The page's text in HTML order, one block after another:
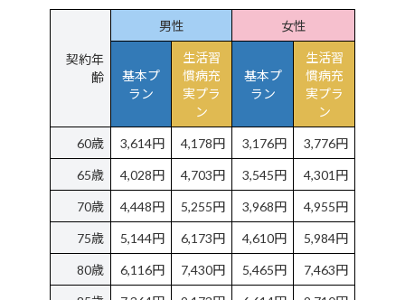
契約年
齢
男性 女性
基本プ
ラン
生活習
慣病充
実プラ
ン
基本プ
ラン
生活習
慣病充
実プラ
ン
60歳 3,614円 4,178円 3,176円 3,776円
65歳 4,028円 4,703円 3,545円 4,301円
70歳 4,448円 5,255円 3,968円 4,955円
75歳 5,144円 6,173円 4,610円 5,984円
80歳 6,116円 7,430円 5,465円 7,463円